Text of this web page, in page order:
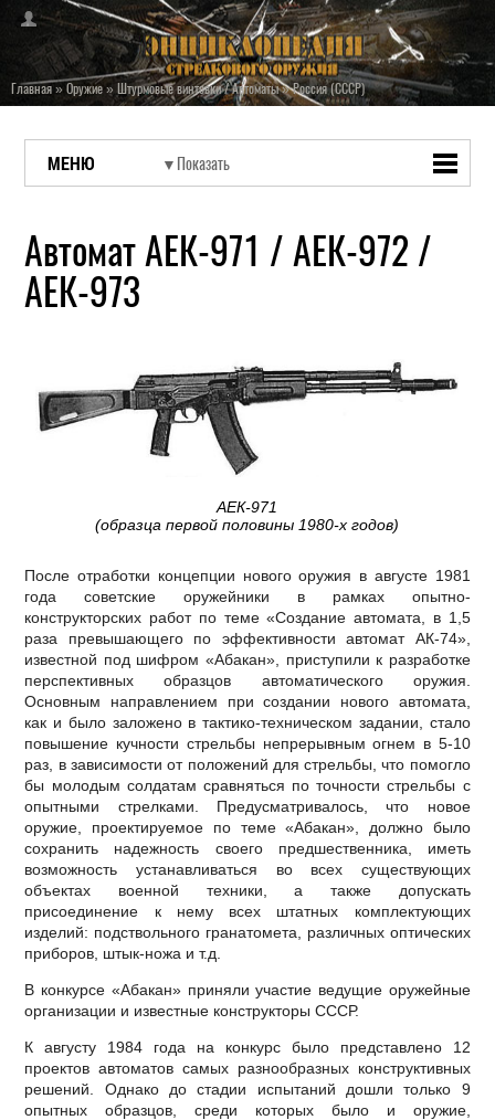
Главная»Оружие» Штурмовые винтовки / Автоматы»Россия (СССР)
МЕНЮ
Автомат АЕК-971 / АЕК-972 /
АЕК-973
АЕК-971
(образца первой половины 1980-х годов)
После отработки концепции нового оружия в августе 1981
года советские оружейники в рамках опытно-
конструкторских работ по теме «Создание автомата, в 1,5
раза превышающего по эффективности автомат АК-74»,
известной под шифром «Абакан», приступили к разработке
перспективных образцов автоматического оружия.
Основным направлением при создании нового автомата,
как и было заложено в тактико-техническом задании, стало
повышение кучности стрельбы непрерывным огнем в 5-10
раз, в зависимости от положений для стрельбы, что помогло
бы молодым солдатам сравняться по точности стрельбы с
опытными стрелками. Предусматривалось, что новое
оружие, проектируемое по теме «Абакан», должно было
сохранить надежность своего предшественника, иметь
возможность устанавливаться во всех существующих
объектах военной техники, а также допускать
присоединение к нему всех штатных комплектующих
изделий: подствольного гранатомета, различных оптических
приборов, штык-ножа и т.д.
В конкурсе «Абакан» приняли участие ведущие оружейные
организации и известные конструкторы СССР.
К августу 1984 года на конкурс было представлено 12
проектов автоматов самых разнообразных конструктивных
решений. Однако до стадии испытаний дошли только 9
опытных образцов, среди которых было и оружие,